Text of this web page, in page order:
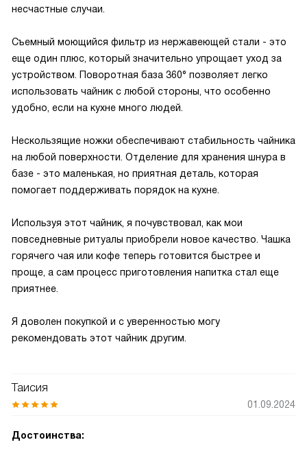
несчастные случаи.
Съемный моющийся фильтр из нержавеющей стали - это
еще один плюс, который значительно упрощает уход за
устройством. Поворотная база 360° позволяет легко
использовать чайник с любой стороны, что особенно
удобно, если на кухне много людей.
Нескользящие ножки обеспечивают стабильность чайника
на любой поверхности. Отделение для хранения шнура в
базе - это маленькая, но приятная деталь, которая
помогает поддерживать порядок на кухне.
Используя этот чайник, я почувствовал, как мои
повседневные ритуалы приобрели новое качество. Чашка
горячего чая или кофе теперь готовится быстрее и
проще, а сам процесс приготовления напитка стал еще
приятнее.
Я доволен покупкой и с уверенностью могу
рекомендовать этот чайник другим.
Таисия
01.09.2024
Достоинства: